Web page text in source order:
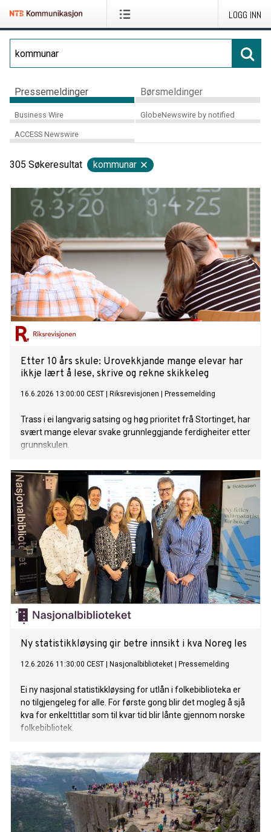
LOGG INN
Pressemeldinger Børsmeldinger
Business Wire GlobeNewswire by notified
ACCESS Newswire
305 Søkeresultat kommunar
Etter 10 års skule: Urovekkjande mange elevar har
ikkje lært å lese, skrive og rekne skikkeleg
16.6.2026 13:00:00 CEST Riksrevisjonen Pressemelding
Trass i ei langvarig satsing og høg prioritet frå Stortinget, har
svært mange elevar svake grunnleggjande ferdigheiter etter
grunnskulen.
Ny statistikkløysing gir betre innsikt i kva Noreg les
12.6.2026 11:30:00 CEST Nasjonalbiblioteket Pressemelding
Ei ny nasjonal statistikkløysing for utlån i folkebiblioteka er
no tilgjengeleg for alle. For første gong blir det mogleg å sjå
kva for enkelttitlar som til kvar tid blir lånte gjennom norske
folkebibliotek.